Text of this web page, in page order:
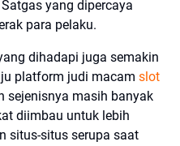
yang dipercaya
para pelaku.
dihadapi juga semakin
platform judi macam slot
sejenisnya masih banyak
diimbau untuk lebih
situs-situs serupa saat